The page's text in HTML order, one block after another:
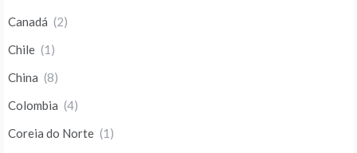
Canadá (2)
Chile (1)
China (8)
Colombia (4)
Coreia do Norte (1)